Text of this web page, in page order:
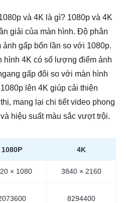
và 4K là gì? 1080p và 4K
giải của màn hình. Độ phân
gấp bốn lần so với 1080p.
hình 4K có số lượng điểm ảnh
gấp đôi so với màn hình
lên 4K giúp cải thiện
mang lại chi tiết video phong
hiệu suất màu sắc vượt trội.
1080P 4K
× 1080 3840 × 2160
8294400